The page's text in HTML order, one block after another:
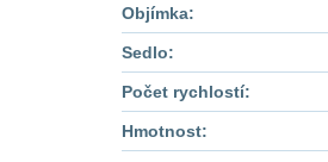
Objímka:
Sedlo:
Počet rychlostí:
Hmotnost: